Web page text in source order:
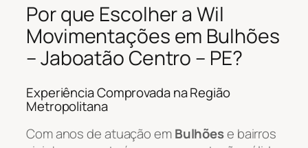
Por que Escolher a Wil
Movimentações em Bulhões
– Jaboatão Centro – PE?
Experiência Comprovada na Região
Metropolitana
Com anos de atuação emBulhõese bairros